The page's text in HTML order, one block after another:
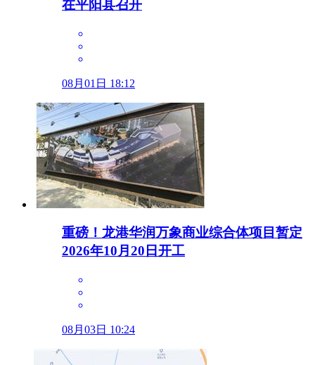
在平阳县召开
08月01日 18:12
重磅！龙港华润万象商业综合体项目暂定
2026年10月20日开工
08月03日 10:24